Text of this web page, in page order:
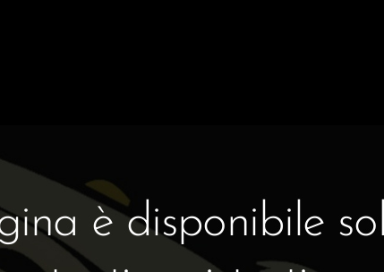
è disponibile